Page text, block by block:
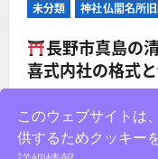
未分類 神社仏閣名所
長野市真島の
喜式内社の格式
このウェブサイトは
供するためクッキー